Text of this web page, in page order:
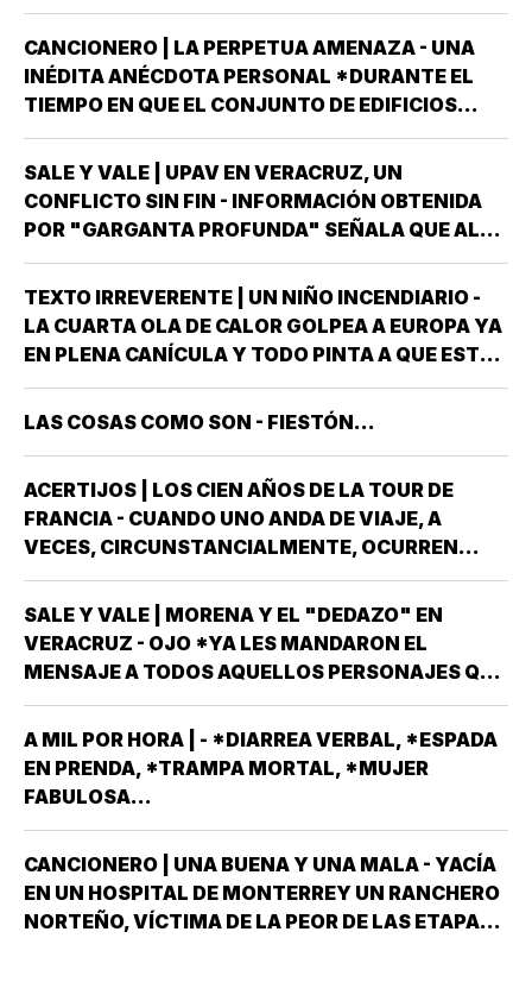
CANCIONERO | LA PERPETUA AMENAZA - UNA
INÉDITA ANÉCDOTA PERSONAL *DURANTE EL
TIEMPO EN QUE EL CONJUNTO DE EDIFICIOS
LLAMADO LOS PINOS FUE RESIDENCIA OFICIAL
DEL PRESIDENTE DE MÉXICO, ESTUVE AHÍ
SOLAMENTE CUATRO VECES, TRES DE ELLAS EN
CALIDAD DE…
SALE Y VALE | UPAV EN VERACRUZ, UN
CONFLICTO SIN FIN - INFORMACIÓN OBTENIDA
POR "GARGANTA PROFUNDA" SEÑALA QUE AL
GOBIERNO DEL ESTADO *ESTÁ A PUNTO DE
"REVENTARLE" EL TEMA DE LA UNIVERSIDAD
POPULAR AUTÓNOMA DE VERACRUZ (UPAV) EN
LAS MANOS *Y NO ES…
TEXTO IRREVERENTE | UN NIÑO INCENDIARIO -
LA CUARTA OLA DE CALOR GOLPEA A EUROPA YA
EN PLENA CANÍCULA Y TODO PINTA A QUE ESTE
2026 SE UBICARÁ COMO EL PEOR DE LA HISTORIA
EN CUANTO A GOLPES CLIMÁTICOS *UNA OLA
LAS COSAS COMO SON - FIESTÓN...
ACERTIJOS | LOS CIEN AÑOS DE LA TOUR DE
FRANCIA - CUANDO UNO ANDA DE VIAJE, A
VECES, CIRCUNSTANCIALMENTE, OCURREN
COSAS QUE NO LLEVABAS PLANEADA *ME HAN
OCURRIDO ALGUNAS OCASIONES *AHORA
REMEMORO ESTA PORQUE TENEMOS A UN
MEXICANO EN EL TOP TEN DE…
SALE Y VALE | MORENA Y EL "DEDAZO" EN
VERACRUZ - OJO *YA LES MANDARON EL
MENSAJE A TODOS AQUELLOS PERSONAJES QUE
ASPIRAN A SER CANDIDATOS A DIPUTADOS
LOCALES, EN ALGUNO DE LOS 30 DISTRITOS QUE
HAY EN VERACRUZ POR EL PARTIDO MORENA,
DESPUÉS QUE NO…
A MIL POR HORA | - *DIARREA VERBAL, *ESPADA
EN PRENDA, *TRAMPA MORTAL, *MUJER
FABULOSA...
CANCIONERO | UNA BUENA Y UNA MALA - YACÍA
EN UN HOSPITAL DE MONTERREY UN RANCHERO
NORTEÑO, VÍCTIMA DE LA PEOR DE LAS ETAPAS